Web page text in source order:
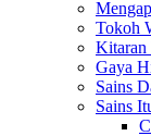
Tokoh
Gaya
Sains
Sains